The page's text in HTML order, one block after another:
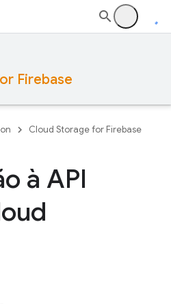
Firebase
Cloud Storage for Firebase
à API